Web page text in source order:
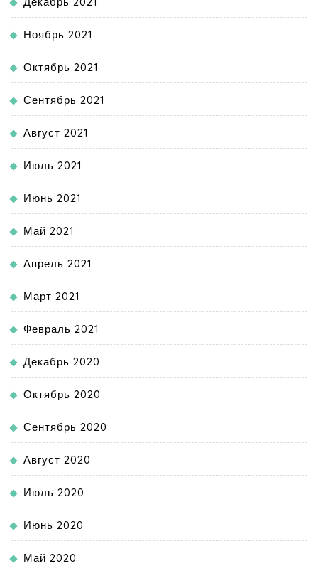
Ноябрь 2021
Октябрь 2021
Сентябрь 2021
Август 2021
Июль 2021
Июнь 2021
Май 2021
Апрель 2021
Март 2021
Февраль 2021
Декабрь 2020
Октябрь 2020
Сентябрь 2020
Август 2020
Июль 2020
Июнь 2020
Май 2020